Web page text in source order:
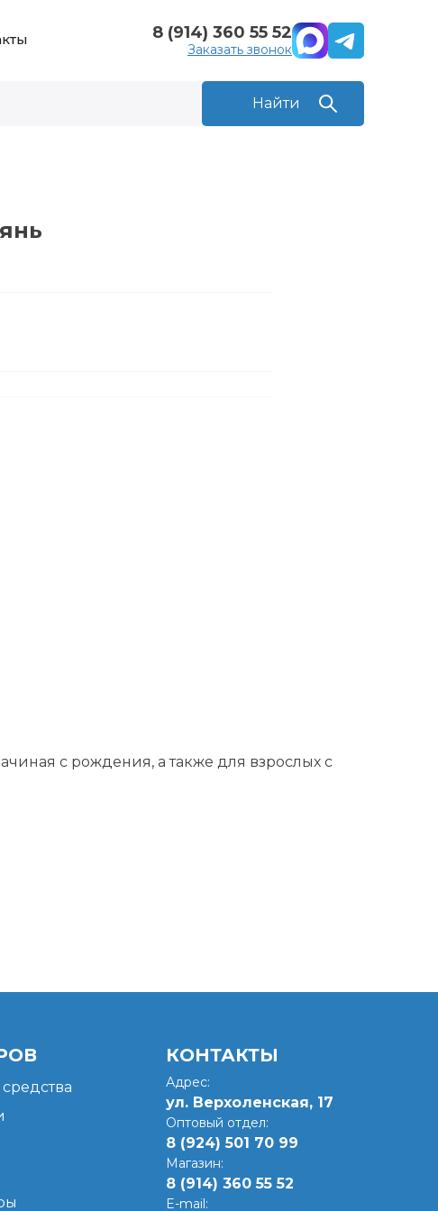
8 (914) 360 55 52
Заказать звонок
с рождения, а также для взрослых с
КОНТАКТЫ
Адрес:
ул. Верхоленская, 17​
Оптовый отдел:
8 (924) 501 70 99
Магазин:
8 (914) 360 55 52
E-mail: